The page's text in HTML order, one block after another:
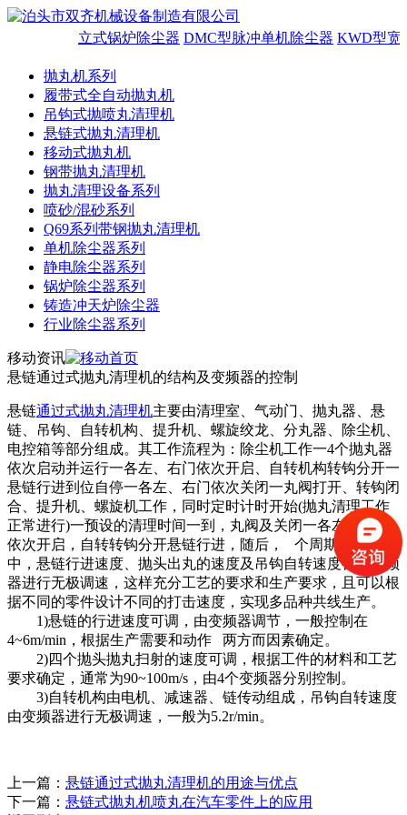
立式锅炉除尘器 DMC型脉冲单机除尘器 KWD型宽
抛丸机系列
履带式全自动抛丸机
吊钩式抛喷丸清理机
悬链式抛丸清理机
移动式抛丸机
钢带抛丸清理机
抛丸清理设备系列
喷砂/混砂系列
Q69系列带钢抛丸清理机
单机除尘器系列
静电除尘器系列
锅炉除尘器系列
铸造冲天炉除尘器
行业除尘器系列
移动资讯
悬链通过式抛丸清理机的结构及变频器的控制
悬链通过式抛丸清理机主要由清理室、气动门、抛丸器、悬
链、吊钩、自转机构、提升机、螺旋绞龙、分丸器、除尘机、
电控箱等部分组成。其工作流程为：除尘机工作一4个抛丸器
依次启动并运行一各左、右门依次开启、自转机构转钩分开一
悬链行进到位自停一各左、右门依次关闭一丸阀打开、转钩闭
合、提升机、螺旋机工作，同时定时计时开始(抛丸清理工作
正常进行)一预设的清理时间一到，丸阀及关闭一各左、右门
依次开启，自转转钩分开悬链行进，随后， 个周期开始。其
中，悬链行进速度、抛头出丸的速度及吊钩自转速度都由变频
器进行无极调速，这样充分工艺的要求和生产要求，且可以根
据不同的零件设计不同的打击速度，实现多品种共线生产。
1)悬链的行进速度可调，由变频器调节，一般控制在
4~6m/min，根据生产需要和动作 两方而因素确定。
2)四个抛头抛丸扫射的速度可调，根据工件的材料和工艺
要求确定，通常为90~100m/s，由4个变频器分别控制。
3)自转机构由电机、减速器、链传动组成，吊钩自转速度
由变频器进行无极调速，一般为5.2r/min。
上一篇： 悬链通过式抛丸清理机的用途与优点
下一篇： 悬链式抛丸机喷丸在汽车零件上的应用